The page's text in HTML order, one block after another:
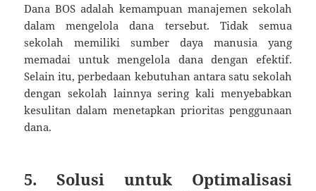
Dana BOS adalah kemampuan manajemen sekolah
dalam mengelola dana tersebut. Tidak semua
sekolah memiliki sumber daya manusia yang
memadai untuk mengelola dana dengan efektif.
Selain itu, perbedaan kebutuhan antara satu sekolah
dengan sekolah lainnya sering kali menyebabkan
kesulitan dalam menetapkan prioritas penggunaan
dana.
5. Solusi untuk Optimalisasi